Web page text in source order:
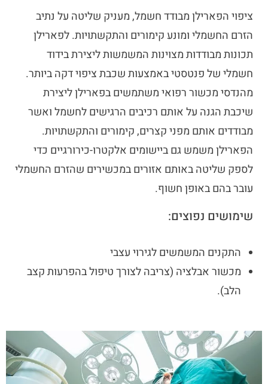
ציפוי הפארילן מבודד חשמל, מעניק שליטה על נתיב
הזרם החשמלי ומונע קימורים והתקשתויות. לפארילן
תכונות מבודדות מצוינות המשמשות ליצירת בידוד
חשמלי של פנטסטי באמצעות שכבת ציפוי דקה ביותר.
מהנדסי מכשור רפואי משתמשים בפארילן ליצירת
שיכבת הגנה על אותם רכיבים הרגישים לחשמל ואשר
מבודדים אותם מפני קצרים, קימורים והתקשתויות.
הפארילן משמש גם ביישומים אלקטרו-כירורגיים כדי
לספק שליטה באותם אזורים במכשירים שהזרם החשמלי
עובר בהם באופן חשוף.
שימושים נפוצים:
התקנים המשמשים לגירוי עצבי
מכשור אבלציה (צריבה לצורך טיפול בהפרעות קצב
הלב).